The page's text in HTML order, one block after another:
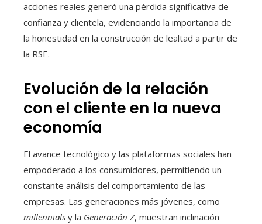
acciones reales generó una pérdida significativa de
confianza y clientela, evidenciando la importancia de
la honestidad en la construcción de lealtad a partir de
la RSE.
Evolución de la relación
con el cliente en la nueva
economía
El avance tecnológico y las plataformas sociales han
empoderado a los consumidores, permitiendo un
constante análisis del comportamiento de las
empresas. Las generaciones más jóvenes, como
millennials y la Generación Z, muestran inclinación